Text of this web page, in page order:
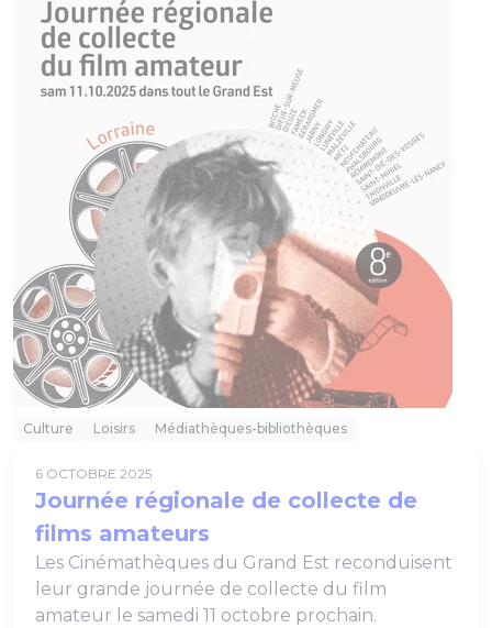
Culture Loisirs Médiathèques-bibliothèques
6 OCTOBRE 2025
Journée régionale de collecte de
films amateurs
Les Cinémathèques du Grand Est reconduisent
leur grande journée de collecte du film
amateur le samedi 11 octobre prochain.